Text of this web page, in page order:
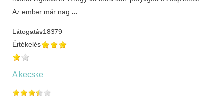
Az ember már nag ...
Látogatás18379
Értékelés
A kecske